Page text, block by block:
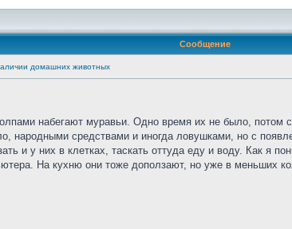
Сообщение
домашних животных
набегают муравьи. Одно время их не было,
народными средствами и иногда ловушками, но с
и у них в клетках, таскать оттуда еду и воду. Как я
На кухню они тоже доползают, но уже в меньших